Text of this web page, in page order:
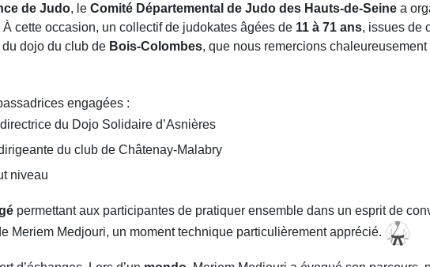
de Judo, le Comité Départemental de Judo des Hauts-de-Seine a
cette occasion, un collectif de judokates âgées de 11 à 71 ans, issues de
du dojo du club de Bois-Colombes, que nous remercions chaleureusement
engagées :
du Dojo Solidaire d’Asnières
du club de Châtenay-Malabry
niveau
permettant aux participantes de pratiquer ensemble dans un esprit de
Meriem Medjouri, un moment technique particulièrement apprécié.